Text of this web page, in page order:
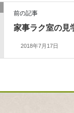
前の記事
家事ラク室の見
2018年7月17日